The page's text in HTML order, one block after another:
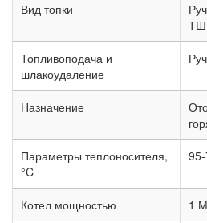
Вид топки
Топливоподача и
шлакоудаление
Назначение
Параметры теплоносителя,
°C
Котел мощностью 1